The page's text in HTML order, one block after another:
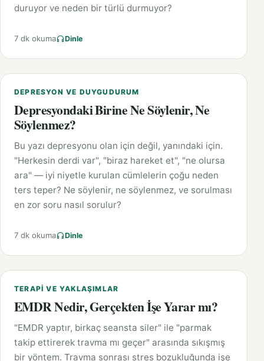
duruyor ve neden bir türlü durmuyor?
7 dk okuma Dinle
DEPRESYON VE DUYGUDURUM
Depresyondaki Birine Ne Söylenir, Ne
Söylenmez?
Bu yazı depresyonu olan için değil, yanındaki için.
"Herkesin derdi var", "biraz hareket et", "ne olursa
ara" — iyi niyetle kurulan cümlelerin çoğu neden
ters teper? Ne söylenir, ne söylenmez, ve sorulması
en zor soru nasıl sorulur?
7 dk okuma Dinle
TERAPI VE YAKLAŞIMLAR
EMDR Nedir, Gerçekten İşe Yarar mı?
"EMDR yaptır, birkaç seansta siler" ile "parmak
takip ettirerek travma mı geçer" arasında sıkışmış
bir yöntem. Travma sonrası stres bozukluğunda işe